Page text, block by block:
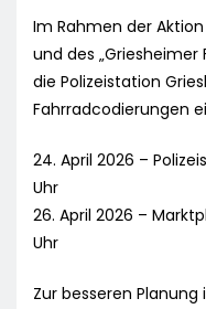
Im Rahmen der
und des „Griesheimer
die Polizeistation
Fahrradcodierungen
24. April 2026 –
Uhr
26. April 2026 –
Uhr
Zur besseren